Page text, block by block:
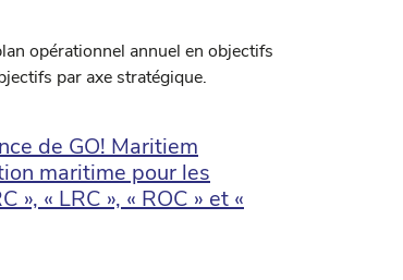
opérationnel annuel en objectifs
par axe stratégique.
de GO! Maritiem
maritime pour les
« LRC », « ROC » et «